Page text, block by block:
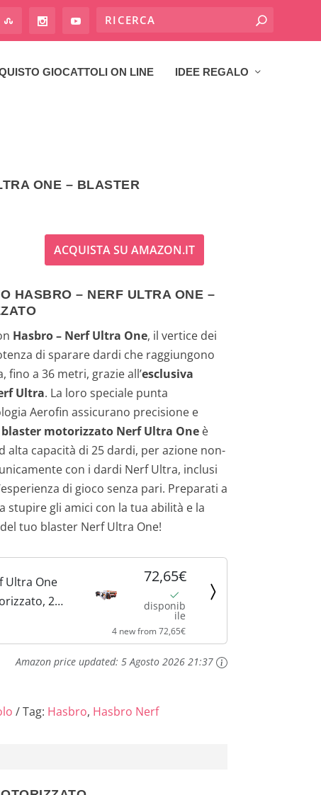
GIOCATTOLI ON LINE IDEE REGALO
ONE – BLASTER
ACQUISTA SU AMAZON.IT
HASBRO – NERF ULTRA ONE –
Hasbro – Nerf Ultra One, il vertice dei
di sparare dardi che raggiungono
fino a 36 metri, grazie all’esclusiva
Ultra. La loro speciale punta
Aerofin assicurano precisione e
blaster motorizzato Nerf Ultra Oneè
capacità di 25 dardi, per azione non-
con i dardi Nerf Ultra, inclusi
di gioco senza pari. Preparati a
stupire gli amici con la tua abilità e la
tuo blaster Nerf Ultra One!
Ultra One
25
soltanto
Ultra
72,65€
disponib
ile
4 new from 72,65€
Amazon price updated: 5 Agosto 2026 21:37
Tag: Hasbro, Hasbro Nerf